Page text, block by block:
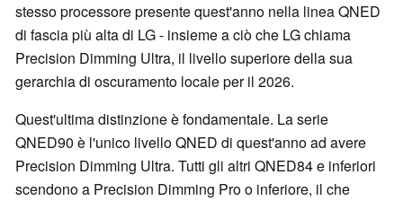
stesso processore presente quest'anno nella linea QNED
di fascia più alta di LG - insieme a ciò che LG chiama
Precision Dimming Ultra, il livello superiore della sua
gerarchia di oscuramento locale per il 2026.
Quest'ultima distinzione è fondamentale. La serie
QNED90 è l'unico livello QNED di quest'anno ad avere
Precision Dimming Ultra. Tutti gli altri QNED84 e inferiori
scendono a Precision Dimming Pro o inferiore, il che